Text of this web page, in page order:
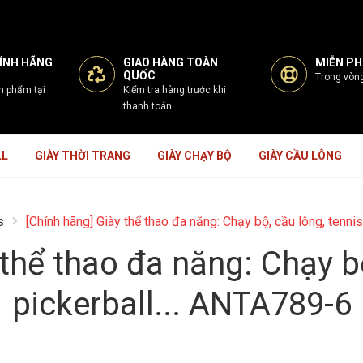
HÃNG
phẩm tại
GIAO HÀNG TOÀN
QUỐC
Kiểm tra hàng trước khi
thanh toán
MIỄN
Trong
GIÀY THỜI TRANG GIÀY CHẠY BỘ GIÀY CẦU LÔNG
[Chính hãng] Giày thể thao đa năng: Chạy bộ, cầu lông,
thao đa năng: Chạy
pickerball... ANTA789-6